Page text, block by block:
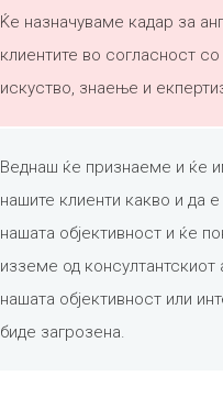
Ќе назначуваме кадар за
клиентите во согласност
искуство, знаење и
Веднаш ќе признаеме и ќе
нашите клиенти какво и да е
нашата објективност и ќе
изземе од консултантскиот
нашата објективност или
биде загрозена.